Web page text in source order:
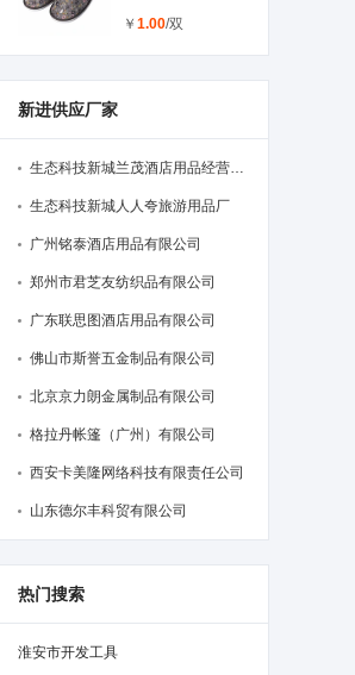
￥ 1.00/双
新进供应厂家
生态科技新城兰茂酒店用品经营部（个
生态科技新城人人夸旅游用品厂
广州铭泰酒店用品有限公司
郑州市君芝友纺织品有限公司
广东联思图酒店用品有限公司
佛山市斯誉五金制品有限公司
北京京力朗金属制品有限公司
格拉丹帐篷（广州）有限公司
西安卡美隆网络科技有限责任公司
山东德尔丰科贸有限公司
热门搜索
淮安市开发工具